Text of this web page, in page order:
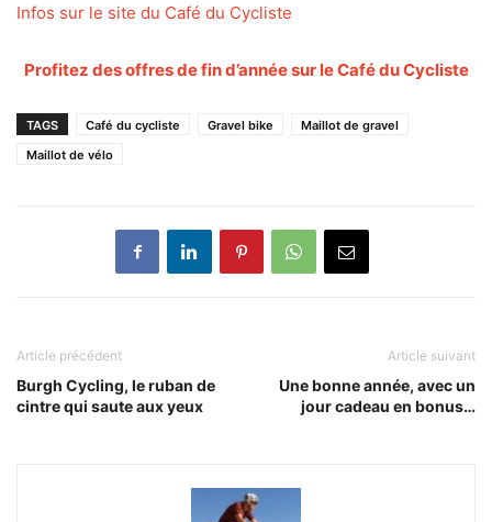
Infos sur le site du Café du Cycliste
Profitez des offres de fin d’année sur le Café du Cycliste
TAGS Café du cycliste Gravel bike
Maillot de gravel
Maillot de vélo
Article précédent
Burgh Cycling, le ruban de
cintre qui saute aux yeux
Article suivant
Une bonne année, avec un
jour cadeau en bonus…